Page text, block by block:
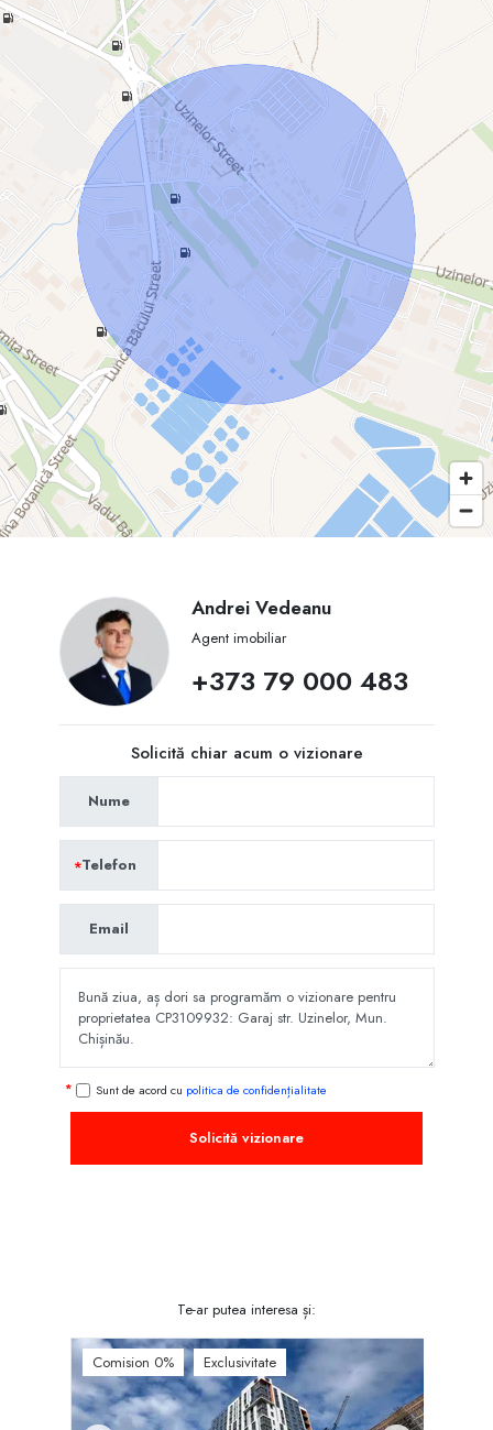
Andrei Vedeanu
Agent imobiliar
+373 79 000 483
Solicită chiar acum o vizionare
Nume
Telefon
Email
Sunt de acord cu politica de confidențialitate
Solicită vizionare
Te-ar putea interesa și:
Comision 0% Exclusivitate